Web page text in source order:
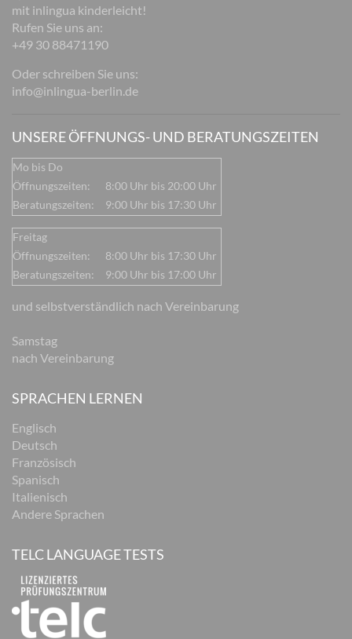
mit inlingua kinderleicht!
Rufen Sie uns an:
+49 30 88471190
Oder schreiben Sie uns:
info@inlingua-berlin.de
UNSERE ÖFFNUNGS- UND BERATUNGSZEITEN
Mo bis Do
Öffnungszeiten:
8:00 Uhr bis 20:00 Uhr
Beratungszeiten:
9:00 Uhr bis 17:30 Uhr
Freitag
Öffnungszeiten:
8:00 Uhr bis 17:30 Uhr
Beratungszeiten:
9:00 Uhr bis 17:00 Uhr
und selbstverständlich nach Vereinbarung
Samstag
nach Vereinbarung
SPRACHEN LERNEN
Englisch
Deutsch
Französisch
Spanisch
Italienisch
Andere Sprachen
TELC LANGUAGE TESTS